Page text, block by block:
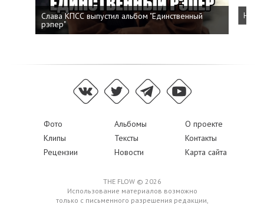
Слава КПСС выпустил альбом "Единственный
рэпер"
Фото Альбомы
О проекте
Клипы
Тексты
Контакты
Рецензии
Новости Карта сайта
THE FLOW © 2026
Использование материалов возможно
только с письменного разрешения редакции,